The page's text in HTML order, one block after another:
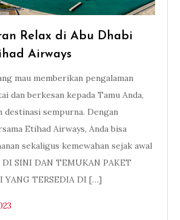
Relax di Abu Dhabi
Airways
mau memberikan pengalaman
dan berkesan kepada Tamu Anda,
destinasi sempurna. Dengan
Etihad Airways, Anda bisa
sekaligus kemewahan sejak awal
SINI DAN TEMUKAN PAKET
YANG TERSEDIA DI […]